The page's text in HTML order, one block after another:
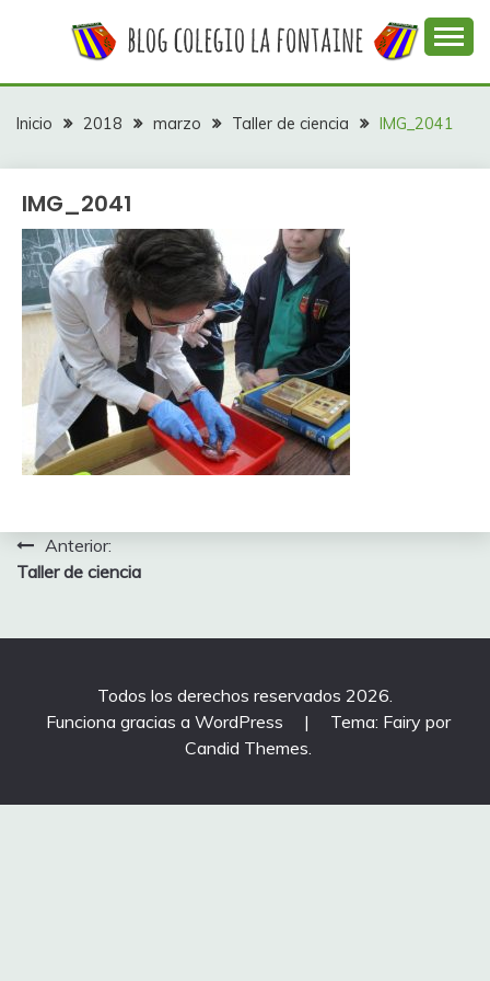
COLEGIO LA
FONTAINE
colegio La Fontaine
Inicio 2018 marzo Taller de ciencia IMG_2041
IMG_2041
Navegación
de
entradas
Anterior:
Taller de ciencia
Todos los derechos reservados 2026.
Funciona gracias a WordPress
|
Tema: Fairy por
Candid Themes